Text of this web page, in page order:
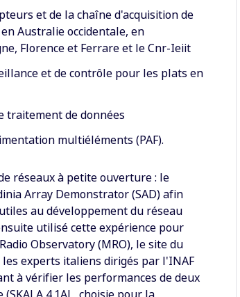
et de la chaîne d'acquisition de
Australie occidentale, en
Florence et Ferrare et le Cnr-Ieiit
et de contrôle pour les plats en
traitement de données
multiéléments (PAF).
réseaux à petite ouverture : le
Array Demonstrator (SAD) afin
au développement du réseau
utilisé cette expérience pour
Observatory (MRO), le site du
experts italiens dirigés par l'INAF
à vérifier les performances de deux